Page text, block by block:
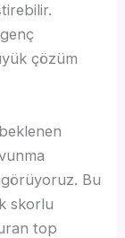
çözüm
Bu
skorlu
top